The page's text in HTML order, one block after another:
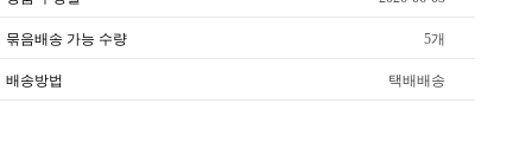
묶음배송 가능 수량 5개
배송방법 택배배송